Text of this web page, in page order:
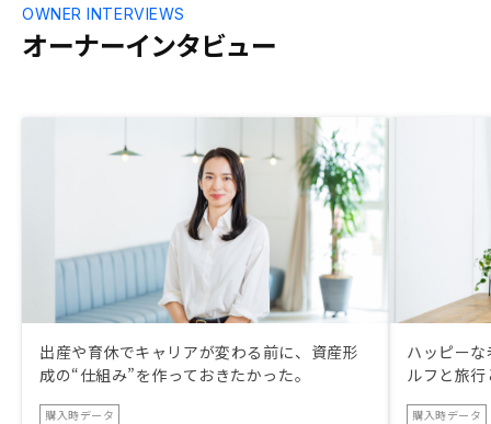
オーナーインタビュー
OWNER INTERVIEWS
出産や育休でキャリアが変わる前に、資産形
成の“仕組み”を作っておきたかった。
購入時データ
ハッピー
ルフと旅
購入時データ